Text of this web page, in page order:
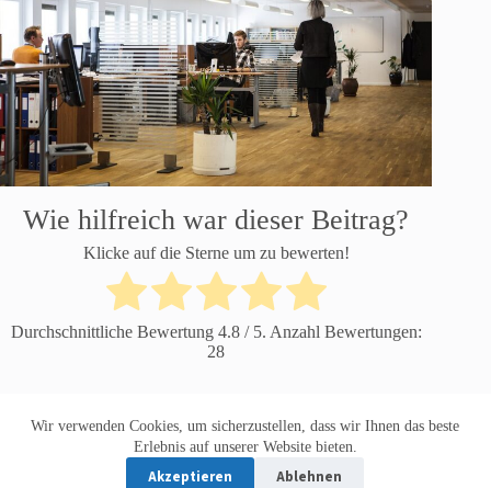
Wir verwenden Cookies, um sicherzustellen, dass wir Ihnen das beste
Erlebnis auf unserer Website bieten.
Akzeptieren Ablehnen
Wie hilfreich war dieser Beitrag?
Klicke auf die Sterne um zu bewerten!
Durchschnittliche Bewertung 4.8/ 5. Anzahl Bewertungen:
28
Datenschutzerklärung Impressum